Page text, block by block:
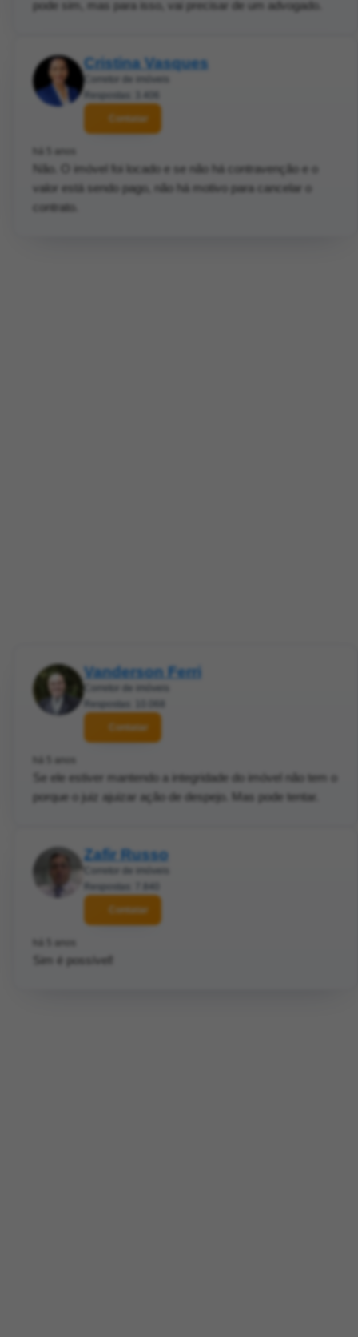
pode sim, mas para isso, vai precisar de um advogado.
Cristina Vasques
Corretor de imóveis
Respostas: 3.406
Contatar
há 5 anos
Não. O imóvel foi locado e se não há contravenção e o
valor está sendo pago, não há motivo para cancelar o
contrato.
Vanderson Ferri
Corretor de imóveis
Respostas: 10.068
Contatar
há 5 anos
Se ele estiver mantendo a integridade do imóvel não tem o
porque o juiz ajuizar ação de despejo. Mas pode tentar.
Zafir Russo
Corretor de imóveis
Respostas: 7.840
Contatar
há 5 anos
Sim é possível!